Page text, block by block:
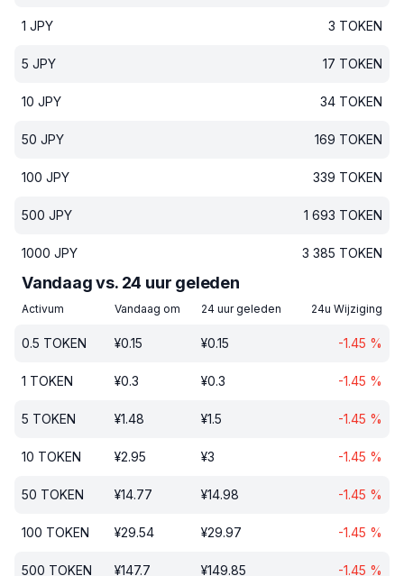
1 JPY 3 TOKEN
5 JPY 17 TOKEN
10 JPY 34 TOKEN
50 JPY 169 TOKEN
100 JPY 339 TOKEN
500 JPY 1 693 TOKEN
1000 JPY 3 385 TOKEN
Vandaag vs. 24 uur geleden
Activum Vandaag om 24 uur geleden 24u Wijziging
0.5 TOKEN ¥0.15 ¥0.15 -1.45 %
1 TOKEN ¥0.3 ¥0.3 -1.45 %
5 TOKEN ¥1.48 ¥1.5 -1.45 %
10 TOKEN ¥2.95 ¥3 -1.45 %
50 TOKEN ¥14.77 ¥14.98 -1.45 %
100 TOKEN ¥29.54 ¥29.97 -1.45 %
500 TOKEN ¥147.7 ¥149.85 -1.45 %